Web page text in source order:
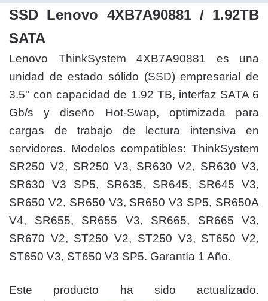
SSD Lenovo 4XB7A90881 / 1.92TB
SATA
Lenovo ThinkSystem 4XB7A90881 es una
unidad de estado sólido (SSD) empresarial de
3.5'' con capacidad de 1.92 TB, interfaz SATA 6
Gb/s y diseño Hot‑Swap, optimizada para
cargas de trabajo de lectura intensiva en
servidores. Modelos compatibles: ThinkSystem
SR250 V2, SR250 V3, SR630 V2, SR630 V3,
SR630 V3 SP5, SR635, SR645, SR645 V3,
SR650 V2, SR650 V3, SR650 V3 SP5, SR650A
V4, SR655, SR655 V3, SR665, SR665 V3,
SR670 V2, ST250 V2, ST250 V3, ST650 V2,
ST650 V3, ST650 V3 SP5. Garantía 1 Año.
Este producto ha sido actualizado.